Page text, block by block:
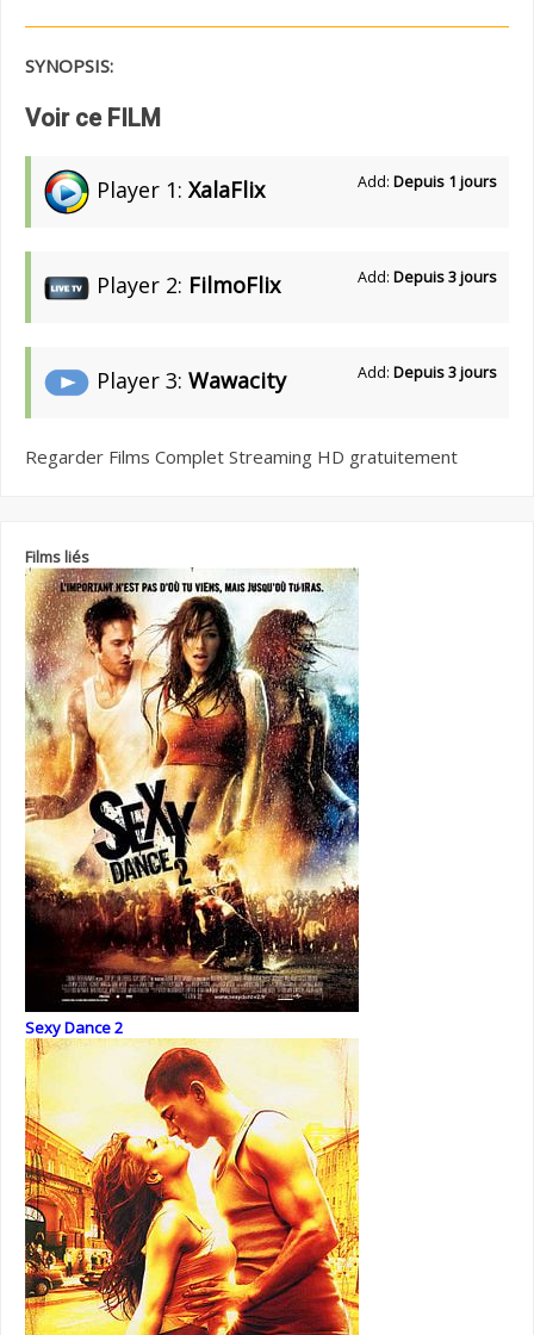
SYNOPSIS:
Voir ce FILM
Player 1: XalaFlix Add: Depuis 1 jours
Player 2: FilmoFlix Add: Depuis 3 jours
Player 3: Wawacity Add: Depuis 3 jours
Regarder Films Complet Streaming HD gratuitement
Films liés
Sexy Dance 2